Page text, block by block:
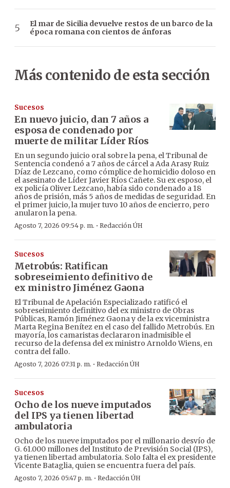
El mar de Sicilia devuelve restos de un barco de la
época romana con cientos de ánforas
Más contenido de esta sección
Sucesos
En nuevo juicio, dan 7 años a
esposa de condenado por
muerte de militar Líder Ríos
En un segundo juicio oral sobre la pena, el Tribunal de
Sentencia condenó a 7 años de cárcel a Ada Arasy Ruiz
Díaz de Lezcano, como cómplice de homicidio doloso en
el asesinato de Líder Javier Ríos Cañete. Su ex esposo, el
ex policía Oliver Lezcano, había sido condenado a 18
años de prisión, más 5 años de medidas de seguridad. En
el primer juicio, la mujer tuvo 10 años de encierro, pero
anularon la pena.
Agosto 7, 2026 09:54 p. m. · Redacción ÚH
Sucesos
Metrobús: Ratifican
sobreseimiento definitivo de
ex ministro Jiménez Gaona
El Tribunal de Apelación Especializado ratificó el
sobreseimiento definitivo del ex ministro de Obras
Públicas, Ramón Jiménez Gaona y de la ex viceministra
Marta Regina Benítez en el caso del fallido Metrobús. En
mayoría, los camaristas declararon inadmisible el
recurso de la defensa del ex ministro Arnoldo Wiens, en
contra del fallo.
Agosto 7, 2026 07:31 p. m. · Redacción ÚH
Sucesos
Ocho de los nueve imputados
del IPS ya tienen libertad
ambulatoria
Ocho de los nueve imputados por el millonario desvío de
G. 61.000 millones del Instituto de Previsión Social (IPS),
ya tienen libertad ambulatoria. Solo falta el ex presidente
Vicente Bataglia, quien se encuentra fuera del país.
Agosto 7, 2026 05:47 p. m. · Redacción ÚH